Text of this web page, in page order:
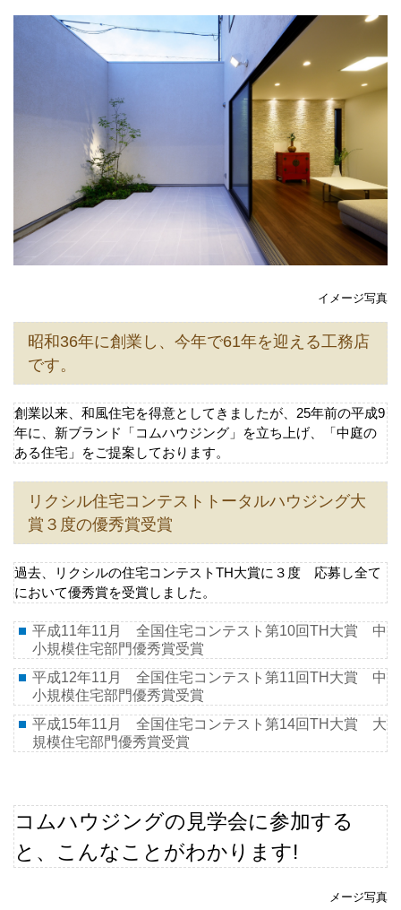
イメージ写真
昭和36年に創業し、今年で61年を迎える工務店
です。
創業以来、和風住宅を得意としてきましたが、25年前の平成9
年に、新ブランド「コムハウジング」を立ち上げ、「中庭の
ある住宅」をご提案しております。
リクシル住宅コンテストトータルハウジング大
賞３度の優秀賞受賞
過去、リクシルの住宅コンテストTH大賞に３度 応募し全て
において優秀賞を受賞しました。
平成11年11月 全国住宅コンテスト第10回TH大賞 中
小規模住宅部門優秀賞受賞
平成12年11月 全国住宅コンテスト第11回TH大賞 中
小規模住宅部門優秀賞受賞
平成15年11月 全国住宅コンテスト第14回TH大賞 大
規模住宅部門優秀賞受賞
コムハウジングの見学会に参加する
と、こんなことがわかります!
メージ写真